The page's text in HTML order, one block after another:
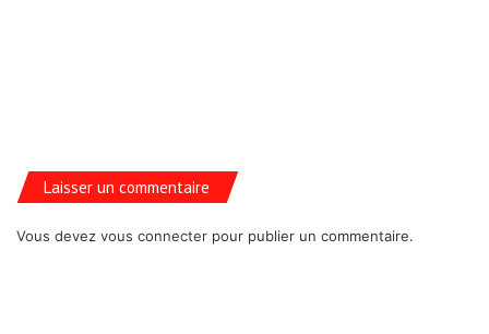
Laisser un commentaire
Vous devez vous connecter pour publier un commentaire.